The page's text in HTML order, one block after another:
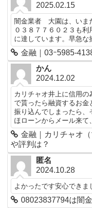
2025.02.15
闇金業者 大園は、いま
０３８７７６０２３も
に達しています。早急な
金融｜03ｰ5985-
かん
2024.12.02
カリチャオ井上に信用
で貰ったら融資するお
振り込んでしまったら
ほローンからメール来て
金融｜カリチャオ
や評判は？
匿名
2024.10.28
よかったです安心できま
08023837794は闇